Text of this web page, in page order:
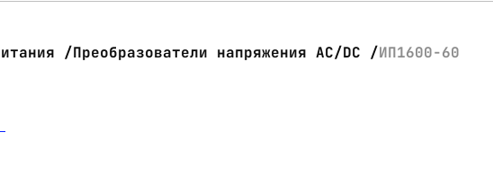
Преобразователи напряжения AC/DC ИП1600-60